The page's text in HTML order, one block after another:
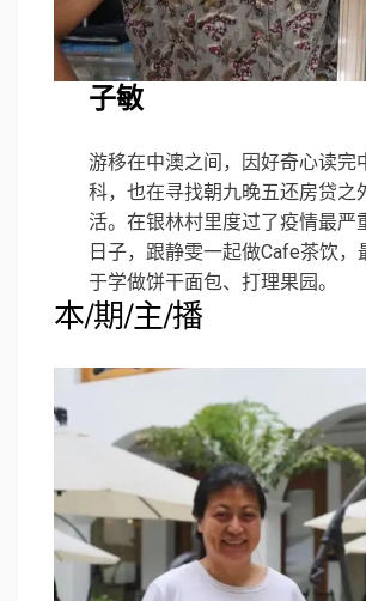
子敏
游移在中澳之间，因好奇心读完
科，也在寻找朝九晚五还房贷之
活。在银林村里度过了疫情最严
日子，跟静雯一起做Cafe茶饮，
于学做饼干面包、打理果园。
本/期/主/播